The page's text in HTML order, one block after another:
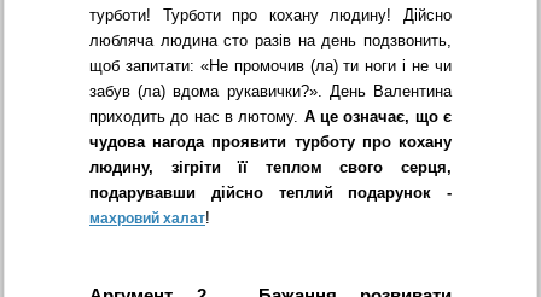
турботи! Турботи про кохану людину! Дійсно
любляча людина сто разів на день подзвонить,
щоб запитати: «Не промочив (ла) ти ноги і не чи
забув (ла) вдома рукавички?». День Валентина
приходить до нас в лютому. А це означає, що є
чудова нагода проявити турботу про кохану
людину, зігріти її теплом свого серця,
подарувавши дійсно теплий подарунок -
махровий халат!